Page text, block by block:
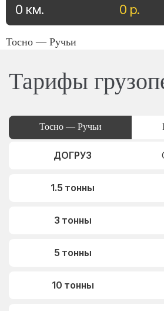
0 р.
0 км.
Тосно — Ручьи
Тарифы
Тосно — Ручьи
ДОГРУЗ
1.5 тонны
3 тонны
5 тонны
10 тонны